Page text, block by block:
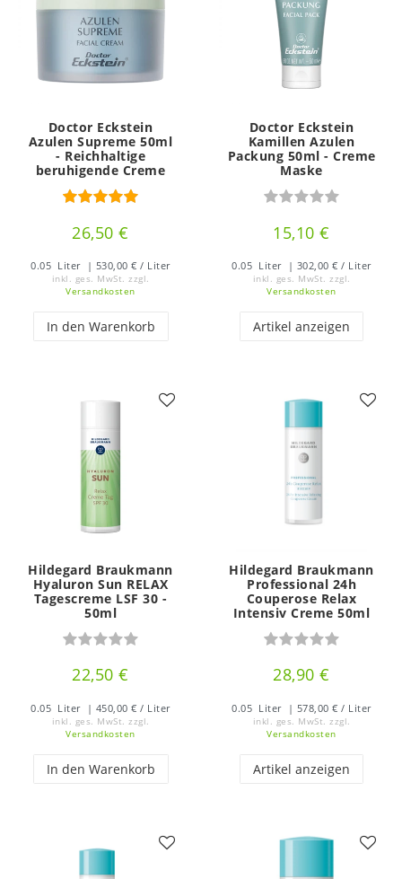
Doctor Eckstein
Azulen Supreme 50ml
- Reichhaltige
beruhigende Creme
26,50 €
0.05 Liter | 530,00 € / Liter
inkl. ges. MwSt. zzgl.
Versandkosten
In den Warenkorb
Doctor Eckstein
Kamillen Azulen
Packung 50ml - Creme
Maske
15,10 €
0.05 Liter | 302,00 € / Liter
inkl. ges. MwSt. zzgl.
Versandkosten
Artikel anzeigen
Hildegard Braukmann
Hyaluron Sun RELAX
Tagescreme LSF 30 -
50ml
22,50 €
0.05 Liter | 450,00 € / Liter
inkl. ges. MwSt. zzgl.
Versandkosten
In den Warenkorb
Hildegard Braukmann
Professional 24h
Couperose Relax
Intensiv Creme 50ml
28,90 €
0.05 Liter | 578,00 € / Liter
inkl. ges. MwSt. zzgl.
Versandkosten
Artikel anzeigen